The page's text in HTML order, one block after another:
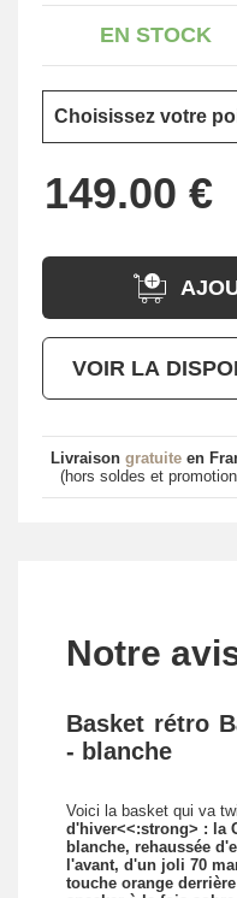
EN STOCK
VOIR LA
Livraison gratuite en
(hors soldes et
Notre
Basket rétro
- blanche
Voici la basket qui va
d'hiver<<:strong> : la
blanche, rehaussée
l'avant, d'un joli 70
touche orange